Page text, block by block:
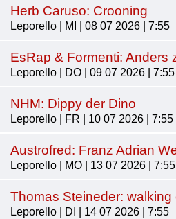
Herb Caruso: Crooning
Leporello | MI | 08 07 2026 | 7:55
EsRap & Formenti: Anders
Leporello | DO | 09 07 2026 | 7:55
NHM: Dippy der Dino
Leporello | FR | 10 07 2026 | 7:55
Austrofred: Franz Adrian
Leporello | MO | 13 07 2026 | 7:55
Thomas Steineder: walking
Leporello | DI | 14 07 2026 | 7:55